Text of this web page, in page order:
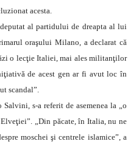
acesta.
al partidului de dreapta al lui
oraşului Milano, a declarat că
o lecţie Italiei, mai ales militanţilor
de acest gen ar fi avut loc în
scandal”.
s-a referit de asemenea la „o
„Din păcate, în Italia, nu ne
moschei şi centrele islamice”, a